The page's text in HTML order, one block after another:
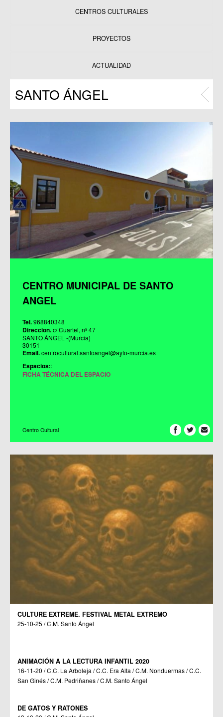
CENTROS CULTURALES
PROYECTOS
Programas
ACTUALIDAD
SANTO ÁNGEL
CENTRO MUNICIPAL DE SANTO
ANGEL
Tel.968840348
Direccion.c/ Cuartel, nº 47
SANTO ÁNGEL -(Murcia)
30151
Email.centrocultural.santoangel@ayto-murcia.es
Espacios::
FICHA TÉCNICA DEL ESPACIO
Centro Cultural
CULTURE EXTREME. FESTIVAL METAL EXTREMO
25-10-25 / C.M. Santo Ángel
ANIMACIÓN A LA LECTURA INFANTIL 2020
16-11-20 / C.C. La Arboleja / C.C. Era Alta / C.M. Nonduermas / C.C.
San Ginés / C.M. Pedriñanes / C.M. Santo Ángel
DE GATOS Y RATONES